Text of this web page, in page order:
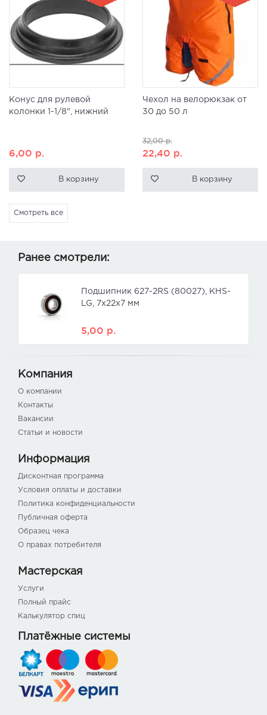
Конус для рулевой
колонки 1-1/8", нижний
6,00 р.
В корзину
Чехол на велорюкзак от
30 до 50 л
32,00р.
22,40 р.
В корзину
Смотреть все
Ранее смотрели:
Подшипник 627-2RS (80027), KHS-
LG, 7x22x7 мм
5,00 р.
Компания
О компании
Контакты
Вакансии
Статьи и новости
Информация
Дисконтная программа
Условия оплаты и доставки
Политика конфиденциальности
Публичная оферта
Образец чека
О правах потребителя
Мастерская
Услуги
Полный прайс
Калькулятор спиц
Платёжные системы